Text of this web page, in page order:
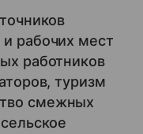
рабочих мест
работников
туризм
смежных